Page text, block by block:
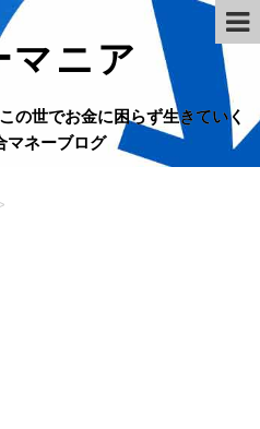
マニア
の世でお金に困らず生きていく
マネーブログ